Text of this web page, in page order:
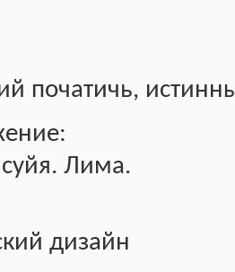
початичь,
Лима.
дизайн